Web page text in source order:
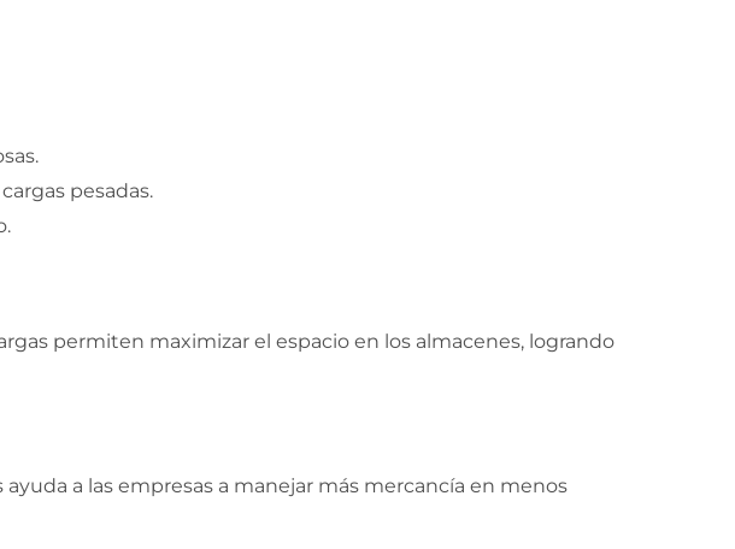
pesadas.
permiten maximizar el espacio en los almacenes, logrando
a las empresas a manejar más mercancía en menos